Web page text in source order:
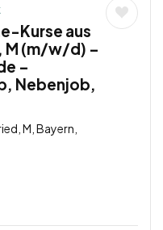
Kurse aus
M (m/w/d) –
–
Nebenjob,
M, Bayern,